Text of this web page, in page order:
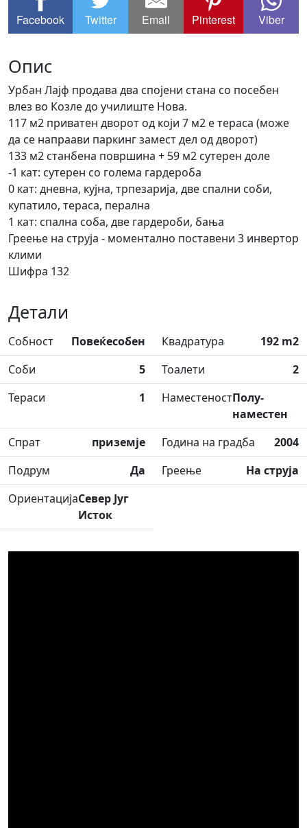
Facebook Twitter Email Pinterest Viber
Опис
Урбан Лајф продава два спојени стана со посебен
влез во Козле до училиште Нова.
117 м2 приватен дворот од који 7 м2 е тераса (може
да се напраави паркинг замест дел од дворот)
133 м2 станбена површина + 59 м2 сутерен доле
-1 кат: сутерен со голема гардероба
0 кат: дневна, кујна, трпезарија, две спални соби,
купатило, тераса, перална
1 кат: спална соба, две гардероби, бања
Греење на струја - моментално поставени 3 инвертор
клими
Шифра 132
Детали
Собност Повеќесобен Квадратура
192 m2
Соби
5 Тоалети
2
Тераси
1 НаместеностПолу-
наместен
Спрат
приземје Година на градба
2004
Подрум
Да Греење
На струја
ОриентацијаСевер Југ
Исток